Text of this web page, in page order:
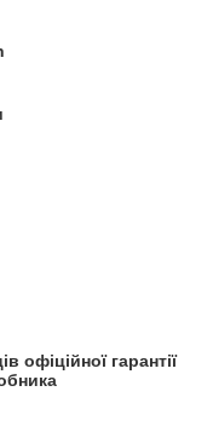
офіційної гарантії